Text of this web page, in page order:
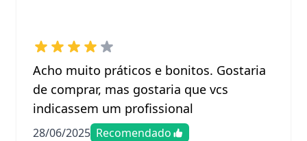
Acho muito práticos e bonitos. Gostaria
de comprar, mas gostaria que vcs
indicassem um profissional
28/06/2025 Recomendado